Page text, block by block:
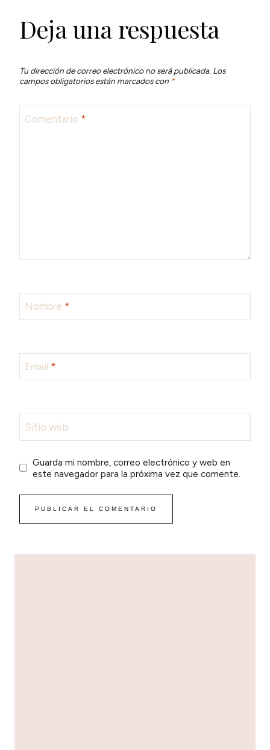
Deja una respuesta
Tu dirección de correo electrónico no será publicada. Los
campos obligatorios están marcados con *
Comentario *
Nombre *
Email *
Sitio web
Guarda mi nombre, correo electrónico y web en
este navegador para la próxima vez que comente.